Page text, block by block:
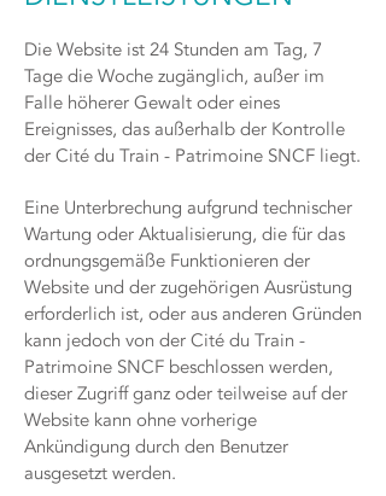
Die Website ist 24 Stunden am Tag, 7
Tage die Woche zugänglich, außer im
Falle höherer Gewalt oder eines
Ereignisses, das außerhalb der Kontrolle
der Cité du Train - Patrimoine SNCF liegt.
Eine Unterbrechung aufgrund technischer
Wartung oder Aktualisierung, die für das
ordnungsgemäße Funktionieren der
Website und der zugehörigen Ausrüstung
erforderlich ist, oder aus anderen Gründen
kann jedoch von der Cité du Train -
Patrimoine SNCF beschlossen werden,
dieser Zugriff ganz oder teilweise auf der
Website kann ohne vorherige
Ankündigung durch den Benutzer
ausgesetzt werden.